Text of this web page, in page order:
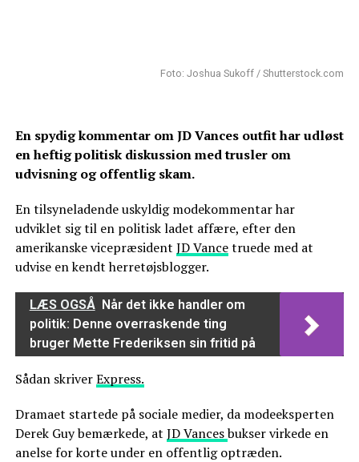
Foto: Joshua Sukoff / Shutterstock.com
En spydig kommentar om JD Vances outfit har udløst
en heftig politisk diskussion med trusler om
udvisning og offentlig skam.
En tilsyneladende uskyldig modekommentar har
udviklet sig til en politisk ladet affære, efter den
amerikanske vicepræsident JD Vancetruede med at
udvise en kendt herretøjsblogger.
LÆS OGSÅ Når det ikke handler om
politik: Denne overraskende ting
bruger Mette Frederiksen sin fritid på
Sådan skriverExpress.
Dramaet startede på sociale medier, da modeeksperten
Derek Guy bemærkede, at JD Vancesbukser virkede en
anelse for korte under en offentlig optræden.